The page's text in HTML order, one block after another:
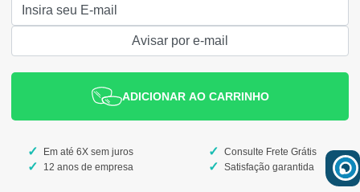
ADICIONAR AO CARRINHO
Em até 6X sem juros
12 anos de empresa
Consulte Frete Grátis
Satisfação garantida